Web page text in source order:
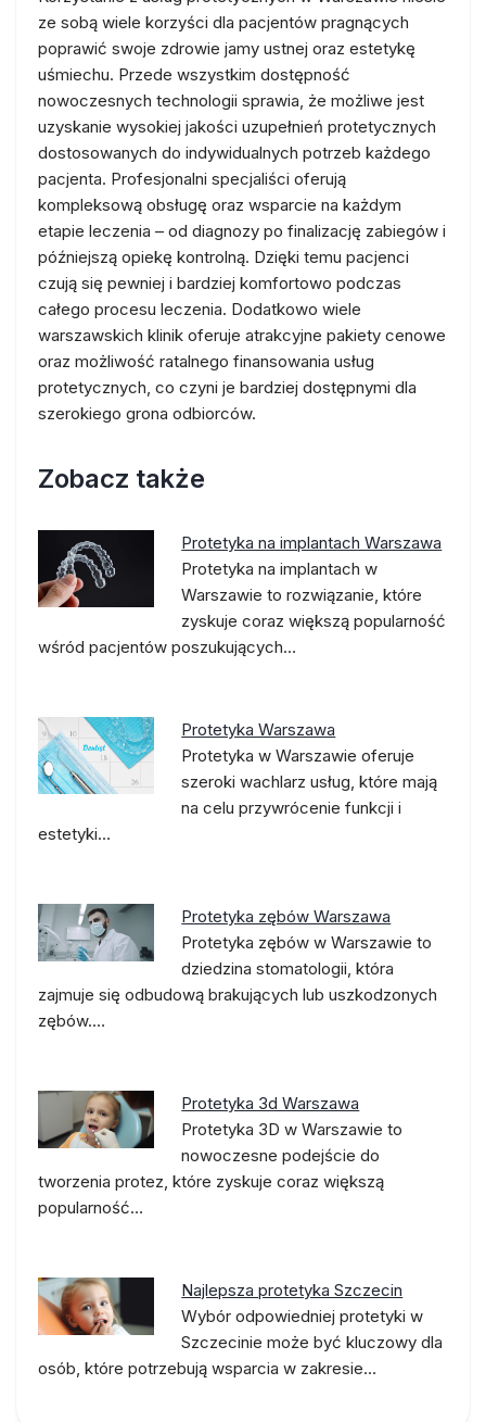
ze sobą wiele korzyści dla pacjentów pragnących
poprawić swoje zdrowie jamy ustnej oraz estetykę
uśmiechu. Przede wszystkim dostępność
nowoczesnych technologii sprawia, że możliwe jest
uzyskanie wysokiej jakości uzupełnień protetycznych
dostosowanych do indywidualnych potrzeb każdego
pacjenta. Profesjonalni specjaliści oferują
kompleksową obsługę oraz wsparcie na każdym
etapie leczenia – od diagnozy po finalizację zabiegów i
późniejszą opiekę kontrolną. Dzięki temu pacjenci
czują się pewniej i bardziej komfortowo podczas
całego procesu leczenia. Dodatkowo wiele
warszawskich klinik oferuje atrakcyjne pakiety cenowe
oraz możliwość ratalnego finansowania usług
protetycznych, co czyni je bardziej dostępnymi dla
szerokiego grona odbiorców.
Zobacz także
Protetyka na implantach Warszawa
Protetyka na implantach w
Warszawie to rozwiązanie, które
zyskuje coraz większą popularność
wśród pacjentów poszukujących…
Protetyka Warszawa
Protetyka w Warszawie oferuje
szeroki wachlarz usług, które mają
na celu przywrócenie funkcji i
estetyki…
Protetyka zębów Warszawa
Protetyka zębów w Warszawie to
dziedzina stomatologii, która
zajmuje się odbudową brakujących lub uszkodzonych
zębów.…
Protetyka 3d Warszawa
Protetyka 3D w Warszawie to
nowoczesne podejście do
tworzenia protez, które zyskuje coraz większą
popularność…
Najlepsza protetyka Szczecin
Wybór odpowiedniej protetyki w
Szczecinie może być kluczowy dla
osób, które potrzebują wsparcia w zakresie…